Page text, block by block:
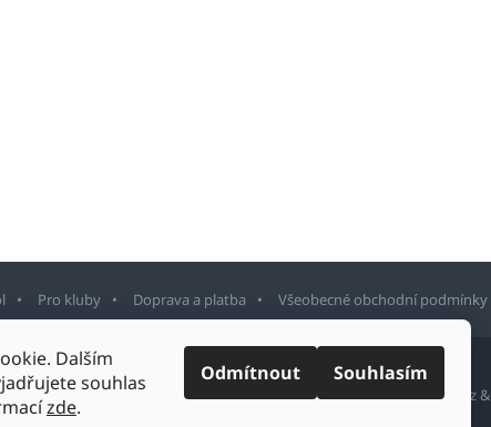
Dalším
souhlas
zde.
Odmítnout Souhlasím
Pro kluby Doprava a platba Všeobecné obchodní podmínky
Upravit nastavení cookies Design šablony vytvořilShoptetak.cz&